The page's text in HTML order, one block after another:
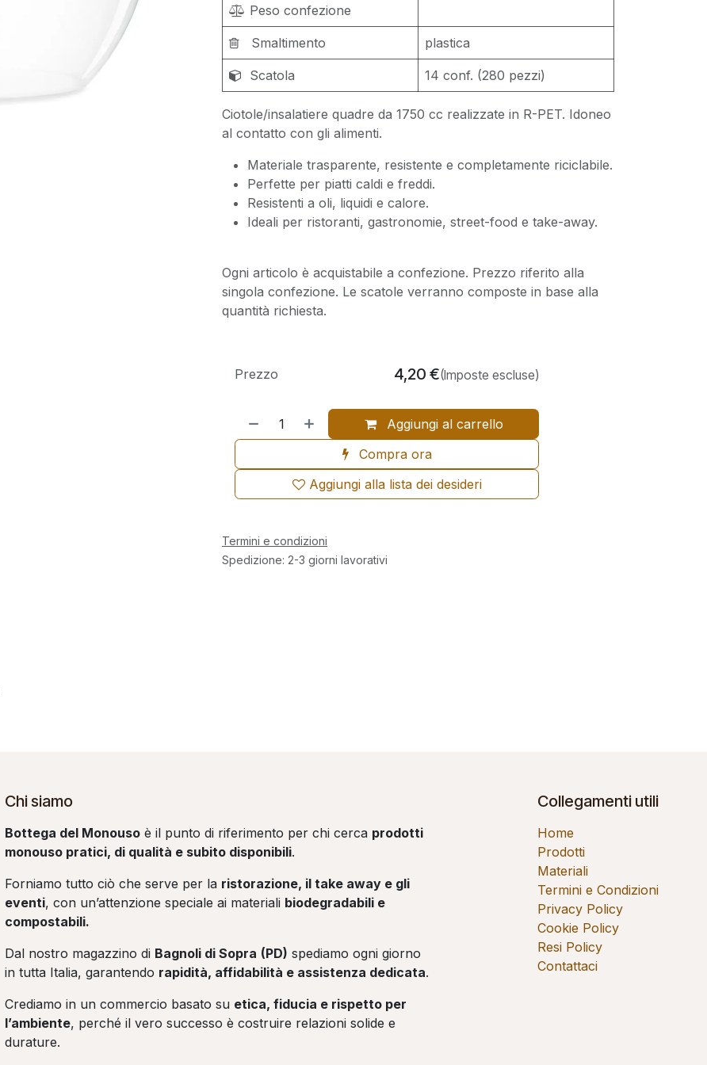
Peso confezione
Smaltimento plastica
Scatola 14 conf. (280 pezzi)
Ciotole/insalatiere quadre da 1750 cc realizzate in R-PET. Idoneo
al contatto con gli alimenti.
Materiale trasparente, resistente e completamente riciclabile.
Perfette per piatti caldi e freddi.
Resistenti a oli, liquidi e calore.
Ideali per ristoranti, gastronomie, street-food e take-away.
Ogni articolo è acquistabile a confezione. Prezzo riferito alla
singola confezione. Le scatole verranno composte in base alla
quantità richiesta.
Aggiungi al carrello
Compra ora
Aggiungi alla lista dei desideri
Prezzo 4,20 €(Imposte escluse)
Termini e condizioni
Spedizione: 2-3 giorni lavorativi
Collegamenti utili
Home
Prodotti
Materiali
Termini e Condizioni
Privacy Policy
Cookie Policy
Resi Policy
Contattaci
Chi siamo
Bottega del Monouso è il punto di riferimento per chi cerca prodotti
monouso pratici, di qualità e subito disponibili.
Forniamo tutto ciò che serve per la ristorazione, il take away e gli
eventi, con un’attenzione speciale ai materiali biodegradabili e
compostabili.
Dal nostro magazzino di Bagnoli di Sopra (PD) spediamo ogni giorno
in tutta Italia, garantendo rapidità, affidabilità e assistenza dedicata.
Crediamo in un commercio basato su etica, fiducia e rispetto per
l’ambiente, perché il vero successo è costruire relazioni solide e
durature.